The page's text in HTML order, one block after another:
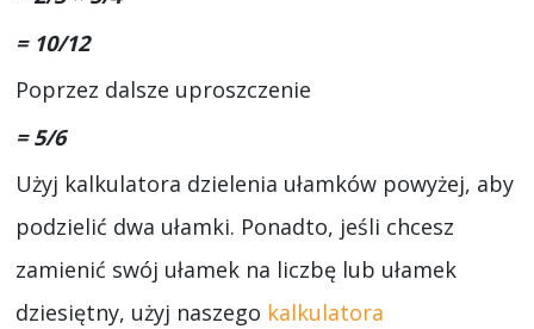
= 10/12
Poprzez dalsze uproszczenie
= 5/6
Użyj kalkulatora dzielenia ułamków powyżej, aby
podzielić dwa ułamki. Ponadto, jeśli chcesz
zamienić swój ułamek na liczbę lub ułamek
dziesiętny, użyj naszego kalkulatora